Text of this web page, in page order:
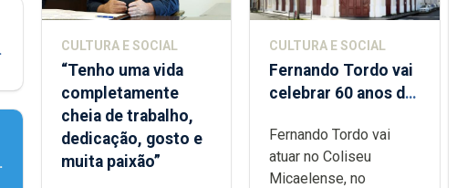
CULTURA E SOCIAL
“Tenho uma vida
completamente
cheia de trabalho,
dedicação, gosto e
muita paixão”
CULTURA E SOCIAL
Fernando Tordo vai
celebrar 60 anos de
Micaelense
Fernando Tordo vai
atuar no Coliseu
Micaelense, no